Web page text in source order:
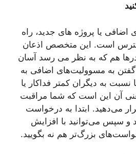
یا پروژه های جدید، راه
است. این متخصص اذعان
هم که به نظر می رسد آسان
گفتن به مسوولیت‌های اضافی به
به دیگران کمتر فداکار یا
آن این است که شما مراقبت
می‌دهید. ابتدا به درخواست
و سپس می‌توانید با افزایش
بزرگ‌تر هم نه بگویید.